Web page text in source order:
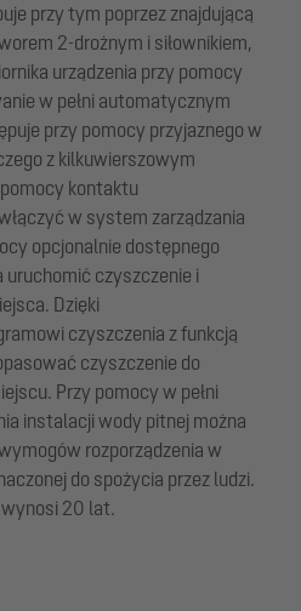
przy tym poprzez znajdującą
2-drożnym i siłownikiem,
urządzenia przy pomocy
w pełni automatycznym
przy pomocy przyjaznego w
z kilkuwierszowym
kontaktu
w system zarządzania
opcjonalnie dostępnego
czyszczenie i
Dzięki
czyszczenia z funkcją
czyszczenie do
Przy pomocy w pełni
instalacji wody pitnej można
rozporządzenia w
do spożycia przez ludzi.
wynosi 20 lat.